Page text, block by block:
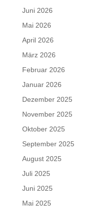
Juni 2026
Mai 2026
April 2026
März 2026
Februar 2026
Januar 2026
Dezember 2025
November 2025
Oktober 2025
September 2025
August 2025
Juli 2025
Juni 2025
Mai 2025